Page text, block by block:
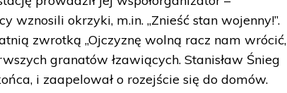
wznosili okrzyki, m.in. „Znieść stan wojenny!”.
zwrotką „Ojczyznę wolną racz nam wrócić,
granatów łzawiących. Stanisław Śnieg
i zaapelował o rozejście się do domów.